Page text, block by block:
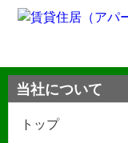
当社について
トップ